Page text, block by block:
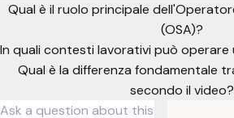
Qual è il ruolo principale
(OSA)?
In quali contesti lavorativi può operare
Qual è la differenza fondamentale
secondo il video?